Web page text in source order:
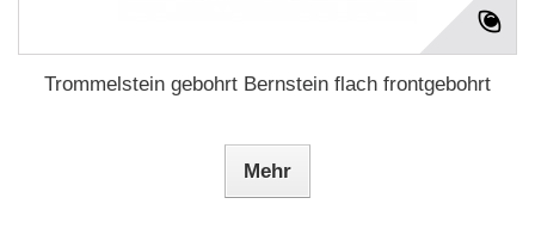
Trommelstein gebohrt Bernstein flach frontgebohrt
Mehr